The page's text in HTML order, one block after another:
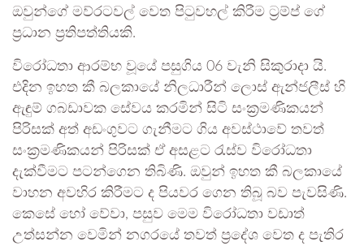
ඔවුන්ගේ මව්රටවල් වෙත පිටුවහල් කිරීම ට්‍රම්ප් ගේ
ප්‍රධාන ප්‍රතිපත්තියකි.
විරෝධතා ආරම්භ වූයේ පසුගිය 06 වැනි සිකුරාදා යි.
එදින ඉහත කී බලකායේ නිලධාරීන් ලොස් ඇන්ජලීස් හි
ඇඳුම් ගබඩාවක සේවය කරමින් සිටි සංක්‍රමණිකයන්
පිරිසක් අත් අඩංගුවට ගැනීමට ගිය අවස්ථාවේ තවත්
සංක්‍රමණිකයන් පිරිසක් ඒ අසළට රැස්ව විරෝධතා
දැක්වීමට පටන්ගෙන තිබිණි. ඔවුන් ඉහත කී බලකායේ
වාහන අවහිර කිරීමට ද පියවර ගෙන තිබූ බව පැවසිණි.
කෙසේ හෝ වේවා, පසුව මෙම විරෝධතා වඩාත්
උත්සන්න වෙමින් නගරයේ තවත් ප්‍රදේශ වෙත ද පැතිර